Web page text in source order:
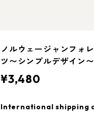
ノルウェージャンフォ
ツ〜シンプルデザイン
¥3,480
International shipping